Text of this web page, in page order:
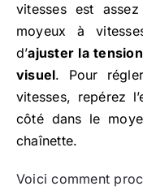
vitesses est
moyeux à
d’ajuster la tension
visuel. Pour
vitesses, repérez
côté dans le
chaînette.
Voici comment